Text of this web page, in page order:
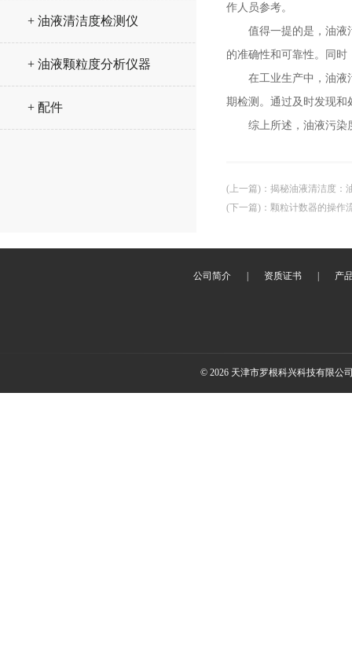
+ 油液清洁度检测仪
+ 油液颗粒度分析仪器
+ 配件
作人员参考。
值得一提的是，油液污
的准确性和可靠性。同
在工业生产中，油液污
期检测。通过及时发现和
综上所述，油液污染度
(上一篇) ： 揭秘油液清洁度：
(下一篇) ： 颗粒计数器的操作
公司简介 | 资质证书 | 产
© 2026 天津市罗根科兴科技有限公